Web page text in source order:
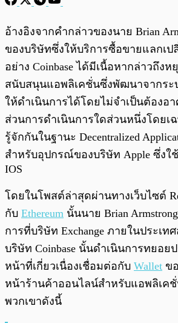
พร้อมเล่น
อ้างอิงจากคำกล่าวของนาย Brian
ของบริษัทซึ่งให้บริการซื้อขายแลกเป
อย่าง Coinbase ได้มีเนื้อหากล่าวถึงห
สนับสนุนแอพลิเคชั่นซึ่งพัฒนาจากระ
ให้ดำเนินการได้โดยไม่จำเป็นต้องอ
ส่วนการดำเนินการใดส่วนหนึ่งโดยเ
รู้จักกันในฐานะ Decentralized
สำหรับอุปกรณ์ของบริษัท Apple ซึ่งใ
IOS
โดยในโพสต์ล่าสุดผ่านทางเว็บไซต์
กับ Ethereum นั้นนาย Brian
การที่บริษัท Exchange ภายในประเท
บริษัท Coinbase นั้นดำเนินการทยอย
หน้าที่เกี่ยวเนื่องเชื่อมต่อกับ Wallet ข
หน้าร้านค้าออนไลน์สำหรับแอพลิเคชั่
พวกเขาดังนี้